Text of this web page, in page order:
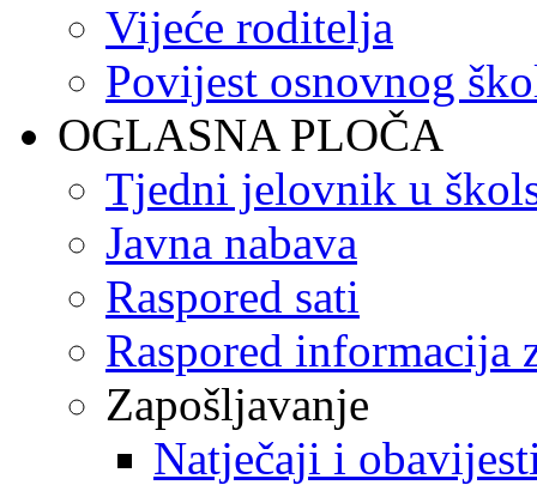
Vijeće roditelja
Povijest osnovnog
OGLASNA PLOČA
Tjedni jelovnik u
Javna nabava
Raspored sati
Raspored informacija
Zapošljavanje
Natječaji i